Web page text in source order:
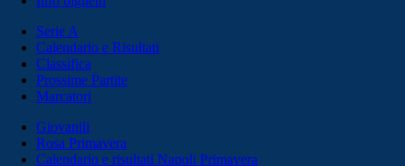
Serie A
Calendario e Risultati
Classifica
Prossime Partite
Marcatori
Giovanili
Rosa Primavera
Calendario e risultati Napoli Primavera